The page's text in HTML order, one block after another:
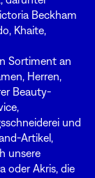
Beckham
Khaite,
Sortiment an
Herren,
Beauty-
und
Artikel,
unsere
oder Akris, die